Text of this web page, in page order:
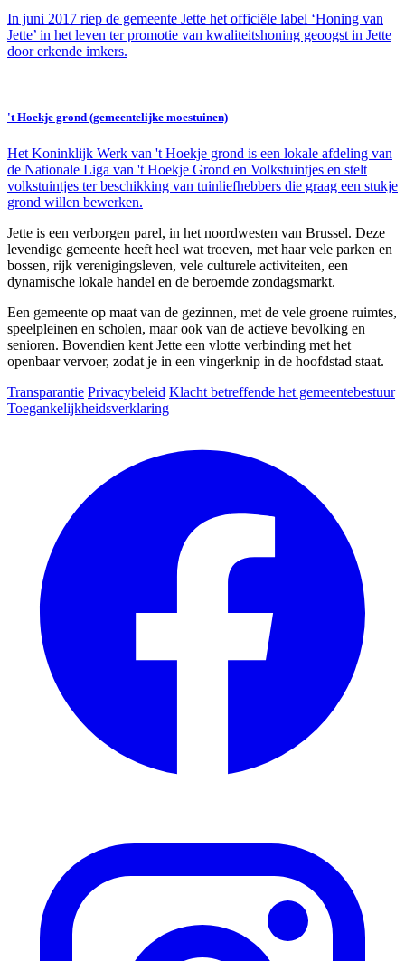
In juni 2017 riep de gemeente Jette het officiële label ‘Honing van
Jette’ in het leven ter promotie van kwaliteitshoning geoogst in Jette
door erkende imkers.
't Hoekje grond (gemeentelijke moestuinen)
Het Koninklijk Werk van 't Hoekje grond is een lokale afdeling van
de Nationale Liga van 't Hoekje Grond en Volkstuintjes en stelt
volkstuintjes ter beschikking van tuinliefhebbers die graag een stukje
grond willen bewerken.
Jette is een verborgen parel, in het noordwesten van Brussel. Deze
levendige gemeente heeft heel wat troeven, met haar vele parken en
bossen, rijk verenigingsleven, vele culturele activiteiten, een
dynamische lokale handel en de beroemde zondagsmarkt.
Een gemeente op maat van de gezinnen, met de vele groene ruimtes,
speelpleinen en scholen, maar ook van de actieve bevolking en
senioren. Bovendien kent Jette een vlotte verbinding met het
openbaar vervoer, zodat je in een vingerknip in de hoofdstad staat.
Transparantie Privacybeleid Klacht betreffende het gemeentebestuur
Toegankelijkheidsverklaring